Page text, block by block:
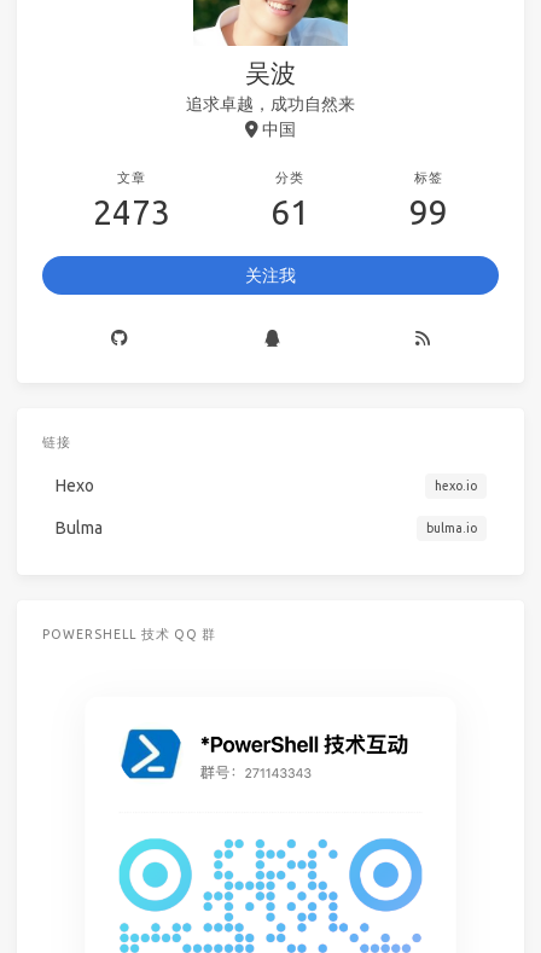
吴波
追求卓越，成功自然来
中国
文章
2473
分类
61
标签
99
关注我
链接
Hexo hexo.io
Bulma bulma.io
POWERSHELL 技术 QQ 群